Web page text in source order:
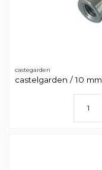
castegarden
castelgarden / 10 mm